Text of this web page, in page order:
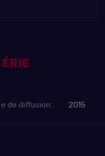
de diffusion: 2015